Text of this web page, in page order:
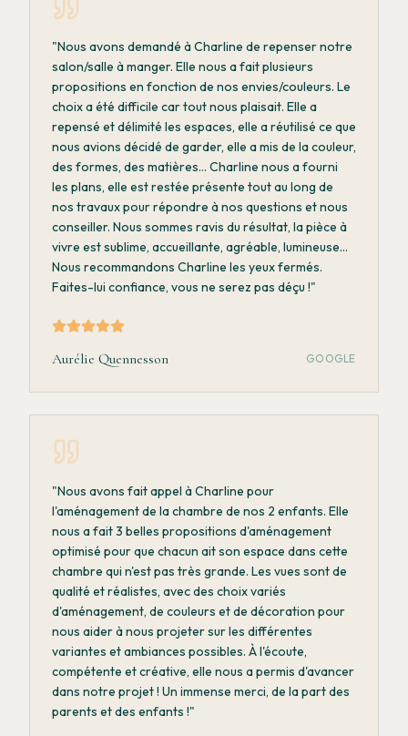
"Nous avons demandé à Charline de repenser notre
salon/salle à manger. Elle nous a fait plusieurs
propositions en fonction de nos envies/couleurs. Le
choix a été difficile car tout nous plaisait. Elle a
repensé et délimité les espaces, elle a réutilisé ce que
nous avions décidé de garder, elle a mis de la couleur,
des formes, des matières... Charline nous a fourni
les plans, elle est restée présente tout au long de
nos travaux pour répondre à nos questions et nous
conseiller. Nous sommes ravis du résultat, la pièce à
vivre est sublime, accueillante, agréable, lumineuse...
Nous recommandons Charline les yeux fermés.
Faites-lui confiance, vous ne serez pas déçu !"
Aurélie Quennesson GOOGLE
"Nous avons fait appel à Charline pour
l'aménagement de la chambre de nos 2 enfants. Elle
nous a fait 3 belles propositions d'aménagement
optimisé pour que chacun ait son espace dans cette
chambre qui n'est pas très grande. Les vues sont de
qualité et réalistes, avec des choix variés
d'aménagement, de couleurs et de décoration pour
nous aider à nous projeter sur les différentes
variantes et ambiances possibles. À l'écoute,
compétente et créative, elle nous a permis d'avancer
dans notre projet ! Un immense merci, de la part des
parents et des enfants !"